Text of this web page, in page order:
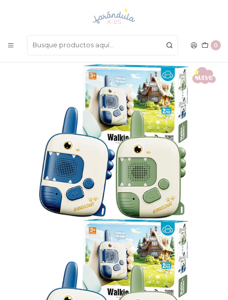
0
LAS MEJORES PRENDAS A UN SOLO CLICK